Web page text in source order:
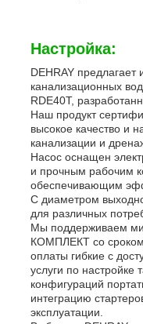
Настройка:
DEHRAY
канализационных
RDE40T,
Наш продукт
высокое качество и
канализации и
Насос оснащен
и прочным рабочим
обеспечивающим
С диаметром
для различных
Мы поддерживаем
КОМПЛЕКТ со
оплаты гибкие с
услуги по настройке
конфигураций
интеграцию
эксплуатации.